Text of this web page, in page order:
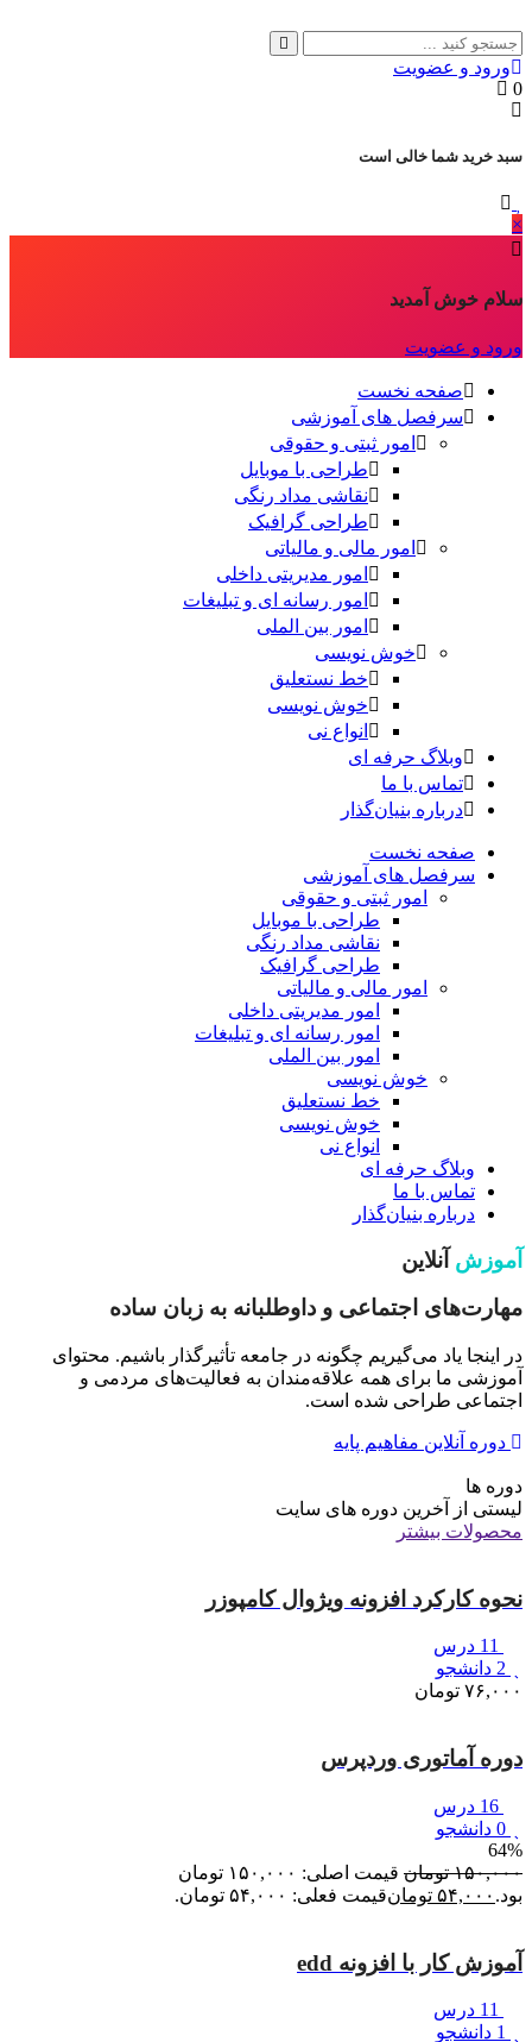
ورود و عضویت
0
سبد خرید شما خالی است
×
سلام خوش آمدید
ورود و عضویت
صفحه نخست
سرفصل های آموزشی
امور ثبتی و حقوقی
طراحی با موبایل
نقاشی مداد رنگی
طراحی گرافیک
امور مالی و مالیاتی
امور مدیریتی داخلی
امور رسانه ای و تبلیغات
امور بین الملی
خوش نویسی
خط نستعلیق
خوش نویسی
انواع نی
وبلاگ حرفه ای
تماس با ما
درباره بنیان‌گذار
صفحه نخست
سرفصل های آموزشی
امور ثبتی و حقوقی
طراحی با موبایل
نقاشی مداد رنگی
طراحی گرافیک
امور مالی و مالیاتی
امور مدیریتی داخلی
امور رسانه ای و تبلیغات
امور بین الملی
خوش نویسی
خط نستعلیق
خوش نویسی
انواع نی
وبلاگ حرفه ای
تماس با ما
درباره بنیان‌گذار
آموزش آنلاین
مهارت‌های اجتماعی و داوطلبانه به زبان ساده
در اینجا یاد می‌گیریم چگونه در جامعه تأثیرگذار باشیم. محتوای
آموزشی ما برای همه علاقه‌مندان به فعالیت‌های مردمی و
اجتماعی طراحی شده است.
دوره آنلاین مفاهیم پایه
دوره ها
لیستی از آخرین دوره های سایت
محصولات بیشتر
نحوه کارکرد افزونه ویژوال کامپوزر
۷۶,۰۰۰ تومان
دوره آماتوری وردپرس
64%
۱۵۰,۰۰۰ تومان
قیمت اصلی: ۱۵۰,۰۰۰ تومان
بود. ۵۴,۰۰۰ تومانقیمت فعلی: ۵۴,۰۰۰ تومان.
آموزش کار با افزونه edd